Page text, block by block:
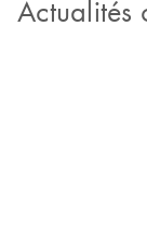
Actualités